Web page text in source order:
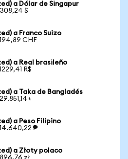
a Dólar de Singapur
$
a Franco Suizo
CHF
a Real brasileño
R$
a Taka de Bangladés
৳
a Peso Filipino
₱
a Złoty polaco
zł